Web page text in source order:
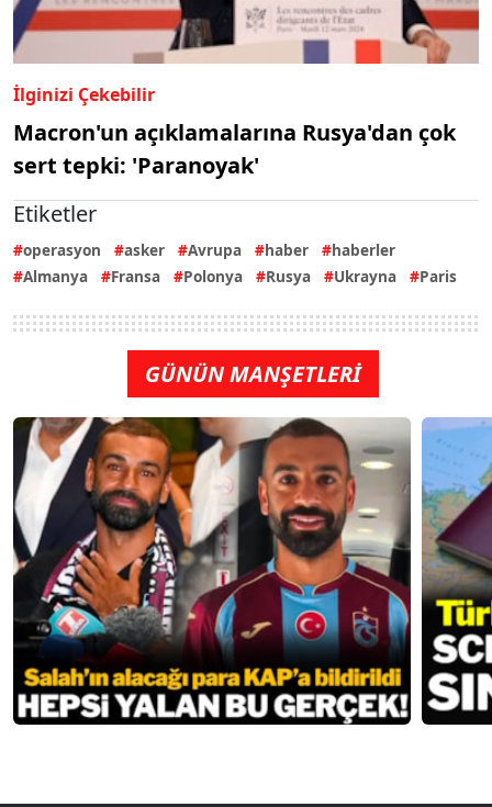
İlginizi Çekebilir
Macron'un açıklamalarına Rusya'dan çok
sert tepki: 'Paranoyak'
Etiketler
operasyon asker Avrupa haber
haberler
Almanya
Fransa Polonya Rusya Ukrayna Paris
GÜNÜN MANŞETLERİ